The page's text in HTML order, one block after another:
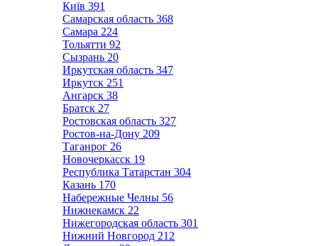
Київ 391
Самарская область 368
Самара 224
Тольятти 92
Сызрань 20
Иркутская область 347
Иркутск 251
Ангарск 38
Братск 27
Ростовская область 327
Ростов-на-Дону 209
Таганрог 26
Новочеркасск 19
Республика Татарстан 304
Казань 170
Набережные Челны 56
Нижнекамск 22
Нижегородская область 301
Нижний Новгород 212